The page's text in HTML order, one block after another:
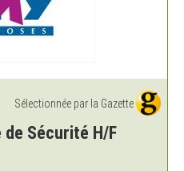
Sélectionnée par la Gazette
de Sécurité H/F